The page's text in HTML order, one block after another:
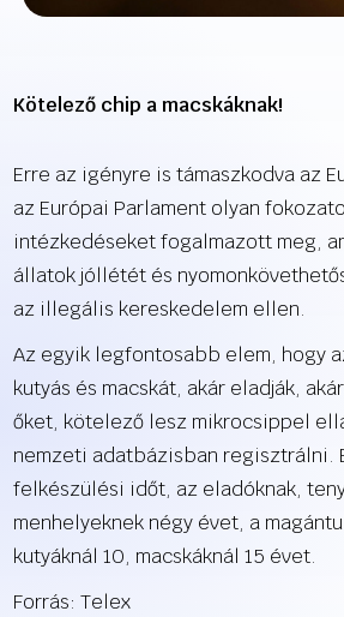
Kötelező chip a macskáknak!
Erre az igényre is támaszkodva az
az Európai Parlament olyan
intézkedéseket fogalmazott meg,
állatok jóllétét és
az illegális kereskedelem ellen.
Az egyik legfontosabb elem, hogy
kutyás és macskát, akár eladják,
őket, kötelező lesz mikrocsippel
nemzeti adatbázisban regisztrálni.
felkészülési időt, az eladóknak,
menhelyeknek négy évet, a
kutyáknál 10, macskáknál 15 évet.
Forrás: Telex